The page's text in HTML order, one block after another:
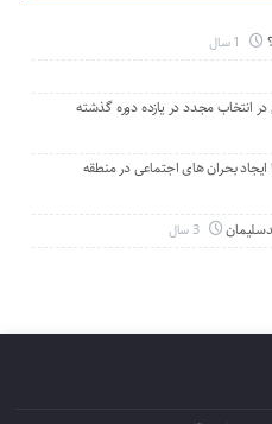
انتخاب مجدد در یازده دوره گذشته
ایجاد بحران های اجتماعی در منطقه
3 سال